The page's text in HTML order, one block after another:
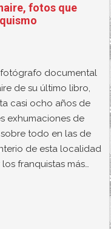
fotos que
fotógrafo documental
de su último libro,
casi ocho años de
exhumaciones de
todo en las de
de esta localidad
franquistas más…